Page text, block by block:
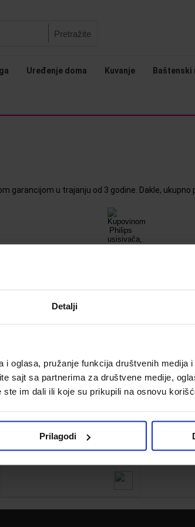
Detalji
oglasa, pružanje funkcija društvenih medija
sajt sa partnerima za društvene medije,
im dali ili koje su prikupili na osnovu
Prilagodi
Pretražite
Uređenje doma Kuvanje Baštenski
u trajanju od 3 godine. Dakle, ukupno
606910
22,999.00 din.